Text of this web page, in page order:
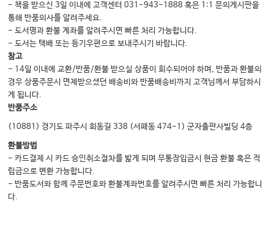
Part 6. 척추관절염
Chapter 46 척추관절염의 개요와 발병기전
Chapter 47 강직척추염
Chapter 48 반응관절염
Chapter 49 건선관절염
Chapter 50 염증장질환관련관절염
Chapter 51 그 외 관련관절염
Chapter 52 치료와 예후
Part 7. 골관절염
Chapter 53 역학과 위험인자
- 책을 받으신 3일 이내에 고객센터 031-943-1888 혹은 1:1 문의게시판을
통해 반품의사를 알려주세요.
- 도서명과 환불 계좌를 알려주시면 빠른 처리 가능합니다.
- 도서는 택배 또는 등기우편으로 보내주시기 바랍니다.
참고
- 14일 이내에 교환/반품/환불 받으실 상품이 회수되어야 하며, 반품과 환불의
경우 상품주문시 면제받으셨던 배송비와 반품배송비까지 고객님께서 부담하시
게 됩니다.
반품주소
(10881) 경기도 파주시 회동길 338 (서패동 474-1) 군자출판사빌딩 4층
환불방법
- 카드결제 시 카드 승인취소절차를 밟게 되며 무통장입금시 현금 환불 혹은 적
립금으로 변환 가능합니다.
- 반품도서와 함께 주문번호와 환불계좌번호를 알려주시면 빠른 처리 가능합니
다.